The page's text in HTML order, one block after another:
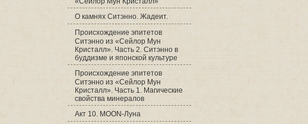
О камнях Ситэнно. Жадеит.
Происхождение эпитетов
Ситэнно из «Сейлор Мун
Кристалл». Часть 2. Ситэнно в
буддизме и японской культуре
Происхождение эпитетов
Ситэнно из «Сейлор Мун
Кристалл». Часть 1. Магические
свойства минералов
Акт 10. MOON-Луна